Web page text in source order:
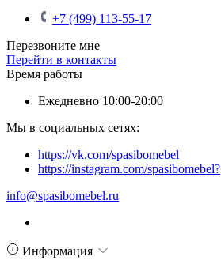
+7 (499) 113-55-17
Перезвоните мне
Перейти в контакты
Время работы
Ежедневно 10:00-20:00
Мы в социальных сетях:
https://vk.com/spasibomebel
https://instagram.com/spasibomebel?
info@spasibomebel.ru
Информация